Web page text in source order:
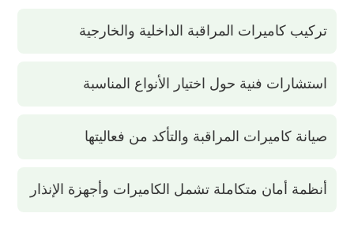
تركيب كاميرات المراقبة الداخلية والخارجية
استشارات فنية حول اختيار الأنواع المناسبة
صيانة كاميرات المراقبة والتأكد من فعاليتها
أنظمة أمان متكاملة تشمل الكاميرات وأجهزة الإنذار